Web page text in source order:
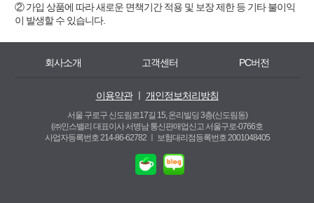
② 가입 상품에 따라 새로운 면책기간 적용 및 보장 제한 등 기타 불이익
이 발생할 수 있습니다.
회사소개 고객센터 PC버전
이용약관ㅣ 개인정보처리방침
서울 구로구 신도림로17길 15, 온리빌딩 3층(신도림동)
(㈜인스밸리 대표이사 서병남 통신판매업신고 서울구로-0766호
사업자등록번호 214-86-62782 ㅣ
보험대리점등록번호 2001048405